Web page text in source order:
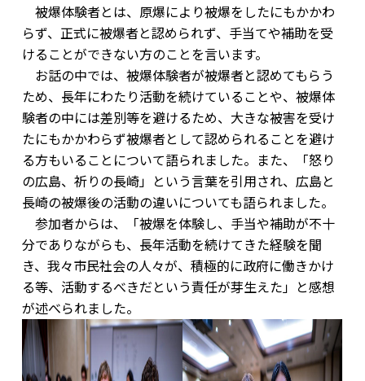
被爆体験者とは、原爆により被爆をしたにもかかわ
らず、正式に被爆者と認められず、手当てや補助を受
けることができない方のことを言います。
お話の中では、被爆体験者が被爆者と認めてもらう
ため、長年にわたり活動を続けていることや、被爆体
験者の中には差別等を避けるため、大きな被害を受け
たにもかかわらず被爆者として認められることを避け
る方もいることについて語られました。また、「怒り
の広島、祈りの長崎」という言葉を引用され、広島と
長崎の被爆後の活動の違いについても語られました。
参加者からは、「被爆を体験し、手当や補助が不十
分でありながらも、長年活動を続けてきた経験を聞
き、我々市民社会の人々が、積極的に政府に働きかけ
る等、活動するべきだという責任が芽生えた」と感想
が述べられました。